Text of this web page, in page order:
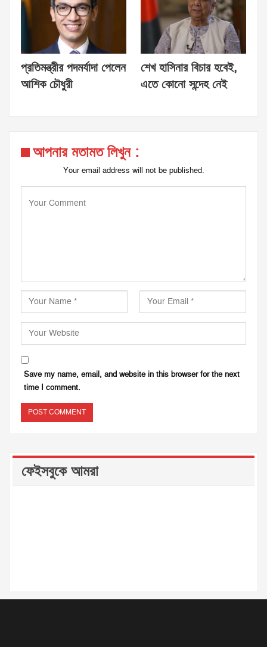
প্রতিমন্ত্রীর পদমর্যাদা পেলেন
আশিক চৌধুরী
শেখ হাসিনার বিচার হবেই,
এতে কোনো সন্দেহ নেই
আপনার মতামত লিখুন :
Your email address will not be published.
Save my name, email, and website in this browser for the next
time I comment.
ফেইসবুকে আমরা